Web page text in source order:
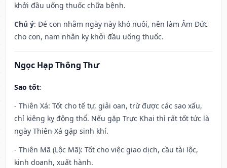
khởi đầu uống thuốc chữa bệnh.
Chú ý: Đẻ con nhằm ngày này khó nuôi, nên làm Âm Đức
cho con, nam nhân kỵ khởi đầu uống thuốc.
Ngọc Hạp Thông Thư
Sao tốt:
- Thiên Xá: Tốt cho tế tự, giải oan, trừ được các sao xấu,
chỉ kiêng kỵ động thổ. Nếu gặp Trực Khai thì rất tốt tức là
ngày Thiên Xá gặp sinh khí.
- Thiên Mã (Lộc Mã): Tốt cho việc giao dịch, cầu tài lộc,
kinh doanh, xuất hành.